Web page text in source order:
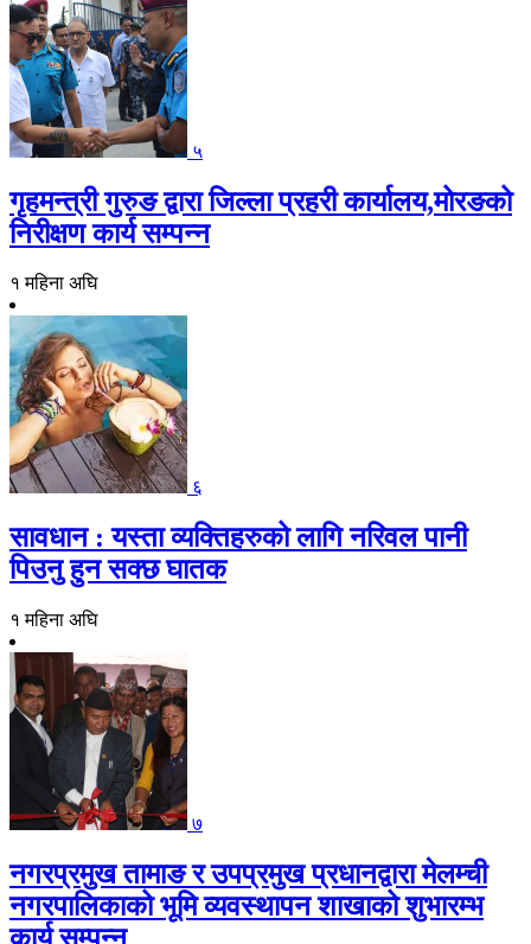
५
गृहमन्त्री गुरुङ द्वारा जिल्ला प्रहरी कार्यालय,मोरङको
निरीक्षण कार्य सम्पन्न
१ महिना अघि
६
सावधान : यस्ता व्यक्तिहरुको लागि नरिवल पानी
पिउनु हुन सक्छ घातक
१ महिना अघि
७
नगरप्रमुख तामाङ र उपप्रमुख प्रधानद्वारा मेलम्ची
नगरपालिकाको भूमि व्यवस्थापन शाखाको शुभारम्भ